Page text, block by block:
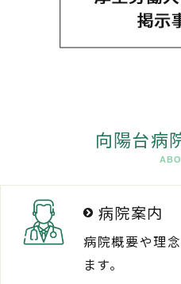
向陽台病
病院案内
病院概要や理
ます。